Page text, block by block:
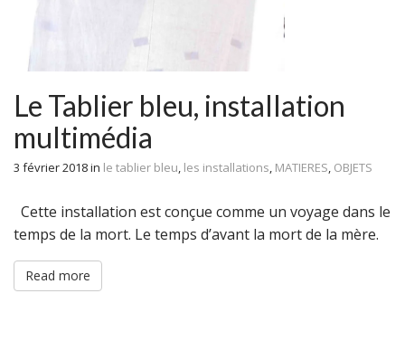
Le Tablier bleu, installation
multimédia
3 février 2018in le tablier bleu, les installations, MATIERES, OBJETS
Cette installation est conçue comme un voyage dans le
temps de la mort. Le temps d’avant la mort de la mère.
Read more